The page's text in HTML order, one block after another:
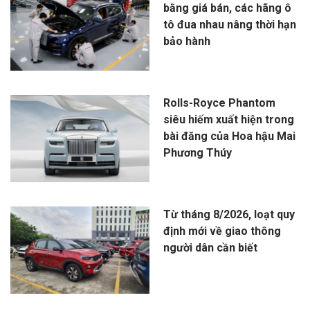
bằng giá bán, các hãng ô
tô đua nhau nâng thời hạn
bảo hành
Rolls-Royce Phantom
siêu hiếm xuất hiện trong
bài đăng của Hoa hậu Mai
Phương Thúy
Từ tháng 8/2026, loạt quy
định mới về giao thông
người dân cần biết